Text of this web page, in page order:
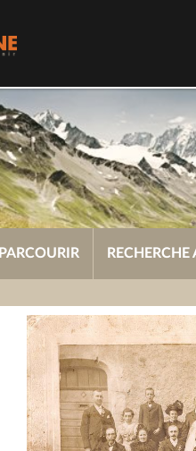
PARCOURIR RECHERCHE